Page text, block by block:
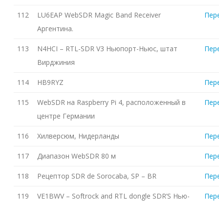
112
LU6EAP WebSDR Magic Band Receiver
Аргентина.
113
N4HCI – RTL-SDR V3 Ньюпорт-Ньюс, штат
Вирджиния
114 HB9RYZ
115
WebSDR на Raspberry Pi 4, расположенный в
центре Германии
116 Хилверсюм, Нидерланды
117 Диапазон WebSDR 80 м
118 Рецептор SDR de Sorocaba, SP – BR
119
VE1BWV – Softrock and RTL dongle SDR’S Нью-